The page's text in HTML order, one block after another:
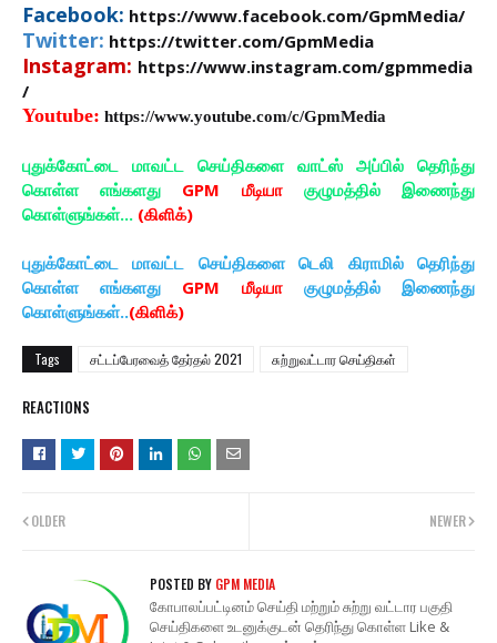
Facebook: https://www.facebook.com/GpmMedia/
Twitter: https://twitter.com/GpmMedia
Instagram: https://www.instagram.com/gpmmedia
/
Youtube: https://www.youtube.com/c/GpmMedia
புதுக்கோட்டை மாவட்ட செய்திகளை வாட்ஸ் அப்பில் தெரிந்து
கொள்ள எங்களது GPM மீடியாகுழுமத்தில் இணைந்து
கொள்ளுங்கள்... (கிளிக்)
புதுக்கோட்டை மாவட்ட செய்திகளை டெலி கிராமில் தெரிந்து
கொள்ள எங்களது GPM மீடியாகுழுமத்தில் இணைந்து
கொள்ளுங்கள்..(கிளிக்)
Tags சட்டப்பேரவைத் தேர்தல் 2021 சுற்றுவட்டார செய்திகள்
REACTIONS
NEWER
OLDER
POSTED BY GPM MEDIA
கோபாலப்பட்டினம் செய்தி மற்றும் சுற்று வட்டார பகுதி
செய்திகளை உடனுக்குடன் தெரிந்து கொள்ள Like &